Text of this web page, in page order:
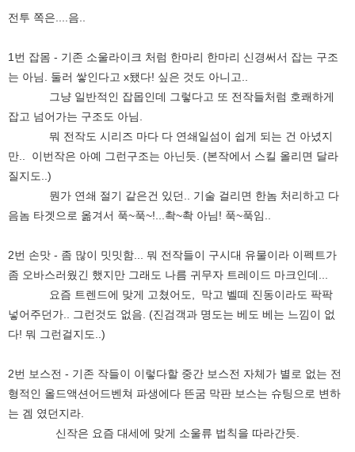
전투 쪽은....음..
1번 잡몸 - 기존 소울라이크 처럼 한마리 한마리 신경써서 잡는 구조
는 아님. 둘러 쌓인다고 x됐다! 싶은 것도 아니고..
그냥 일반적인 잡몹인데 그렇다고 또 전작들처럼 호쾌하게
잡고 넘어가는 구조도 아님.
뭐 전작도 시리즈 마다 다 연쇄일섬이 쉽게 되는 건 아녔지
만.. 이번작은 아예 그런구조는 아닌듯. (본작에서 스킬 올리면 달라
질지도..)
뭔가 연쇄 절기 같은건 있던.. 기술 걸리면 한놈 처리하고 다
음놈 타겟으로 옮겨서 푹~푹~!...촥~촥 아님! 푹~푹임..
2번 손맛 - 좀 많이 밋밋함... 뭐 전작들이 구시대 유물이라 이펙트가
좀 오바스러웠긴 했지만 그래도 나름 귀무자 트레이드 마크인데...
요즘 트렌드에 맞게 고쳤어도, 막고 벨떼 진동이라도 팍팍
넣어주던가.. 그런것도 없음. (진검객과 명도는 베도 베는 느낌이 없
다! 뭐 그런걸지도..)
2번 보스전 - 기존 작들이 이렇다할 중간 보스전 자체가 별로 없는 전
형적인 올드액션어드벤쳐 파생에다 뜬굼 막판 보스는 슈팅으로 변하
는 겜 였던지라.
신작은 요즘 대세에 맞게 소울류 법칙을 따라간듯.